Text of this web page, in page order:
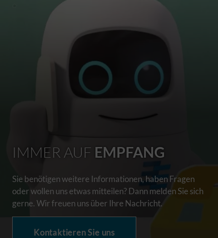
IMMER AUF EMPFANG
Sie benötigen weitere Informationen, haben Fragen
oder wollen uns etwas mitteilen? Dann melden Sie sich
gerne. Wir freuen uns über Ihre Nachricht.
Kontaktieren Sie uns